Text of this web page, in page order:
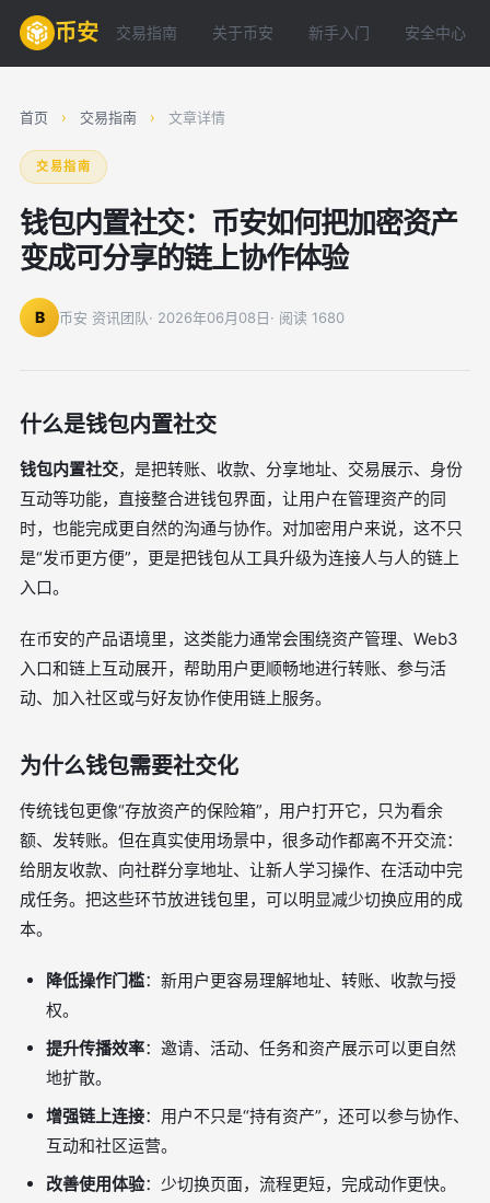
币安 交易指南 关于币安 新手入门 安全中心
首页 › 交易指南 › 文章详情
交易指南
钱包内置社交：币安如何把加密资产
变成可分享的链上协作体验
B 币安 资讯团队· 2026年06月08日· 阅读 1680
什么是钱包内置社交
钱包内置社交，是把转账、收款、分享地址、交易展示、身份
互动等功能，直接整合进钱包界面，让用户在管理资产的同
时，也能完成更自然的沟通与协作。对加密用户来说，这不只
是“发币更方便”，更是把钱包从工具升级为连接人与人的链上
入口。
在币安的产品语境里，这类能力通常会围绕资产管理、Web3
入口和链上互动展开，帮助用户更顺畅地进行转账、参与活
动、加入社区或与好友协作使用链上服务。
为什么钱包需要社交化
传统钱包更像“存放资产的保险箱”，用户打开它，只为看余
额、发转账。但在真实使用场景中，很多动作都离不开交流：
给朋友收款、向社群分享地址、让新人学习操作、在活动中完
成任务。把这些环节放进钱包里，可以明显减少切换应用的成
本。
降低操作门槛：新用户更容易理解地址、转账、收款与授
权。
提升传播效率：邀请、活动、任务和资产展示可以更自然
地扩散。
增强链上连接：用户不只是“持有资产”，还可以参与协作、
互动和社区运营。
改善使用体验：少切换页面，流程更短，完成动作更快。